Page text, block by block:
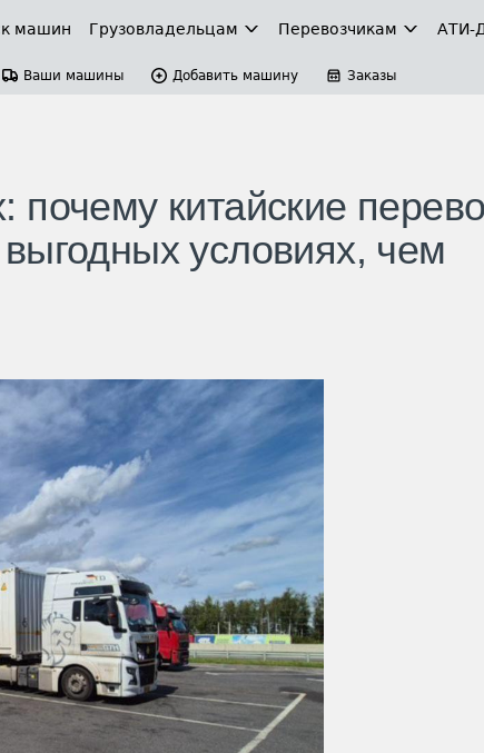
машин Грузовладельцам Перевозчикам АТИ-
Ваши машины Добавить машину Заказы
китайские
условиях, чем